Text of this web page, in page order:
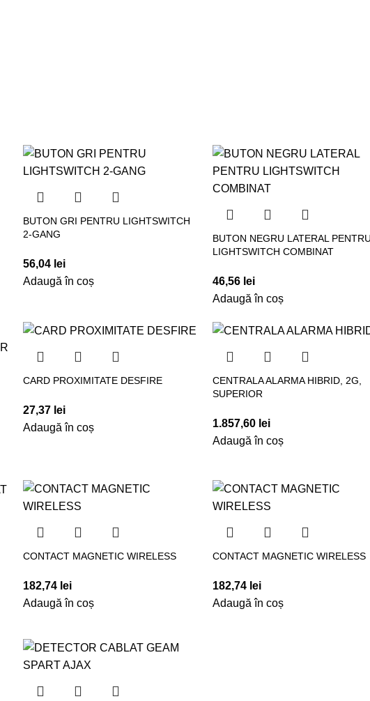
BUTON GRI PENTRU LIGHTSWITCH
2-GANG
56,04 lei
Adaugă în coș
BUTON NEGRU LATERAL PENTRU
LIGHTSWITCH COMBINAT
46,56 lei
Adaugă în coș
CARD PROXIMITATE DESFIRE
27,37 lei
Adaugă în coș
CENTRALA ALARMA HIBRID, 2G,
SUPERIOR
1.857,60 lei
Adaugă în coș
CONTACT MAGNETIC WIRELESS
182,74 lei
Adaugă în coș
CONTACT MAGNETIC WIRELESS
182,74 lei
Adaugă în coș